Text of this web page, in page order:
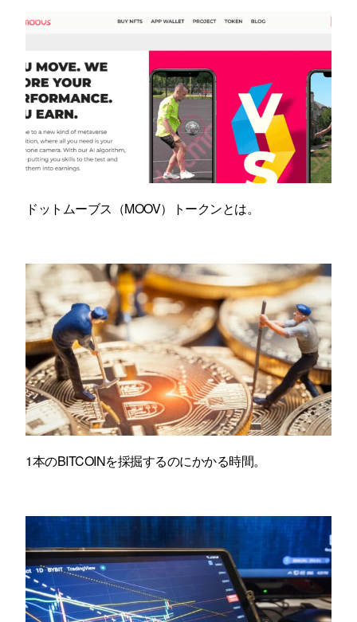
ドットムーブス（MOOV）トークンとは。
1本のBITCOINを採掘するのにかかる時間。